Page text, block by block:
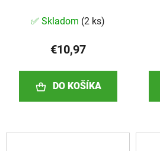
✅ Skladom (2 ks)
€10,97
DO KOŠÍKA